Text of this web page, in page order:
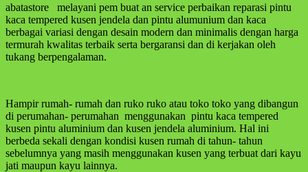
abatastore melayani pem buat an service perbaikan reparasi pintu
kaca tempered kusen jendela dan pintu alumunium dan kaca
berbagai variasi dengan desain modern dan minimalis dengan harga
termurah kwalitas terbaik serta bergaransi dan di kerjakan oleh
tukang berpengalaman.
Hampir rumah- rumah dan ruko ruko atau toko toko yang dibangun
di perumahan- perumahan menggunakan pintu kaca tempered
kusen pintu aluminium dan kusen jendela aluminium. Hal ini
berbeda sekali dengan kondisi kusen rumah di tahun- tahun
sebelumnya yang masih menggunakan kusen yang terbuat dari kayu
jati maupun kayu lainnya.